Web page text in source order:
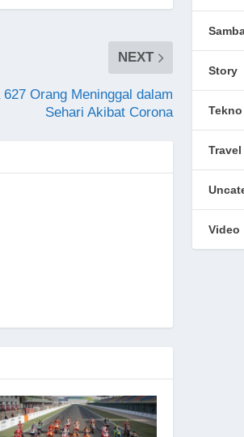
NEXT
Orang Meninggal dalam
Sehari Akibat Corona
Story
Tekno
Travel
Video